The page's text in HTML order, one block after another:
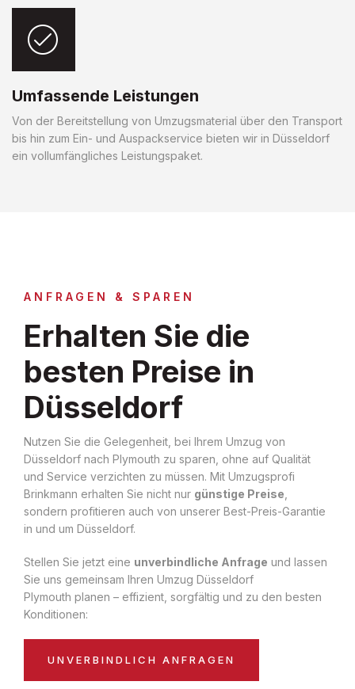
Umfassende Leistungen
Von der Bereitstellung von Umzugsmaterial über den Transport
bis hin zum Ein- und Auspackservice bieten wir in Düsseldorf
ein vollumfängliches Leistungspaket.
ANFRAGEN & SPAREN
Erhalten Sie die
besten Preise in
Düsseldorf
Nutzen Sie die Gelegenheit, bei Ihrem Umzug von
Düsseldorf nach Plymouth zu sparen, ohne auf Qualität
und Service verzichten zu müssen. Mit Umzugsprofi
Brinkmann erhalten Sie nicht nur günstige Preise
sondern profitieren auch von unserer Best-Preis-Garantie
in und um Düsseldorf.
Stellen Sie jetzt eine unverbindliche Anfrage und lassen
Sie uns gemeinsam Ihren Umzug Düsseldorf
Plymouth planen – effizient, sorgfältig und zu den besten
Konditionen:
UNVERBINDLICH ANFRAGEN